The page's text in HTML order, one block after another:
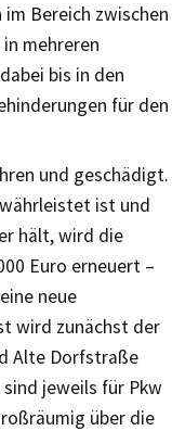
Bereich zwischen
mehreren
bis in den
für den
und geschädigt.
ist und
hält, wird die
Euro erneuert –
neue
wird zunächst der
Alte Dorfstraße
jeweils für Pkw
über die